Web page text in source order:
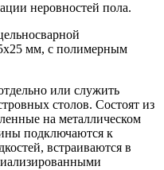
неровностей пола.
мм, с полимерным
или служить
столов. Состоят из
на металлическом
подключаются к
встраиваются в